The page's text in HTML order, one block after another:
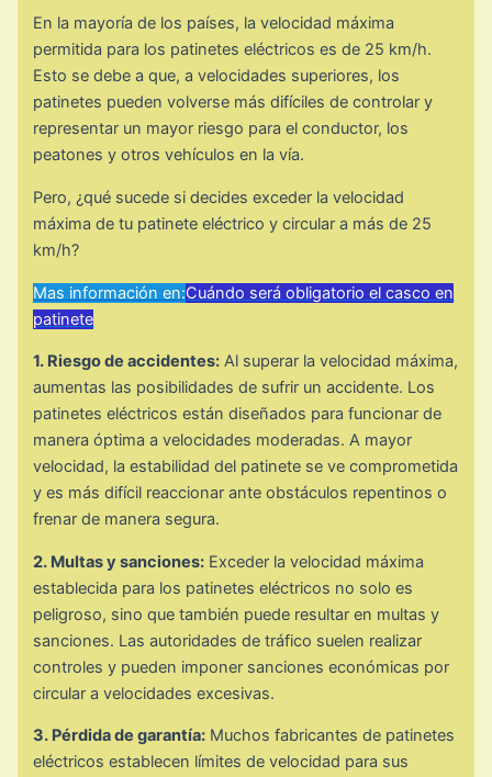
En la mayoría de los países, la velocidad máxima
permitida para los patinetes eléctricos es de 25 km/h.
Esto se debe a que, a velocidades superiores, los
patinetes pueden volverse más difíciles de controlar y
representar un mayor riesgo para el conductor, los
peatones y otros vehículos en la vía.
Pero, ¿qué sucede si decides exceder la velocidad
máxima de tu patinete eléctrico y circular a más de 25
km/h?
Mas información en:Cuándo será obligatorio el casco en
patinete
1. Riesgo de accidentes: Al superar la velocidad máxima,
aumentas las posibilidades de sufrir un accidente. Los
patinetes eléctricos están diseñados para funcionar de
manera óptima a velocidades moderadas. A mayor
velocidad, la estabilidad del patinete se ve comprometida
y es más difícil reaccionar ante obstáculos repentinos o
frenar de manera segura.
2. Multas y sanciones: Exceder la velocidad máxima
establecida para los patinetes eléctricos no solo es
peligroso, sino que también puede resultar en multas y
sanciones. Las autoridades de tráfico suelen realizar
controles y pueden imponer sanciones económicas por
circular a velocidades excesivas.
3. Pérdida de garantía: Muchos fabricantes de patinetes
eléctricos establecen límites de velocidad para sus